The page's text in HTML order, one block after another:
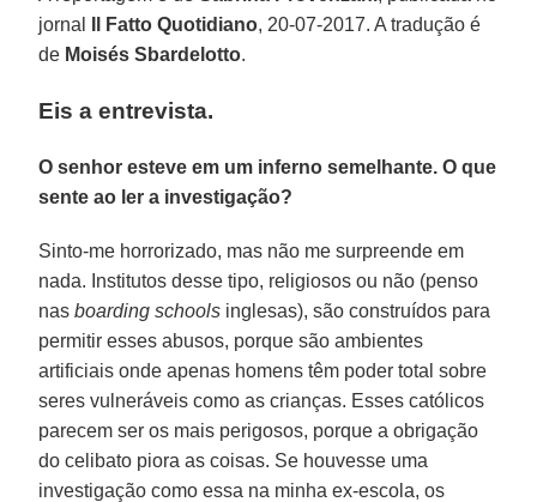
jornal
Il Fatto Quotidiano, 20-07-2017. A tradução é
de Moisés Sbardelotto.
Eis a entrevista.
O senhor esteve em um inferno semelhante. O que
sente ao ler a investigação?
Sinto-me horrorizado, mas não me surpreende em
nada. Institutos desse tipo, religiosos ou não (penso
nasboarding schools inglesas), são construídos para
permitir esses abusos, porque são ambientes
artificiais onde apenas homens têm poder total sobre
seres vulneráveis como as crianças. Esses católicos
parecem ser os mais perigosos, porque a obrigação
do celibato piora as coisas. Se houvesse uma
investigação como essa na minha ex-escola, os